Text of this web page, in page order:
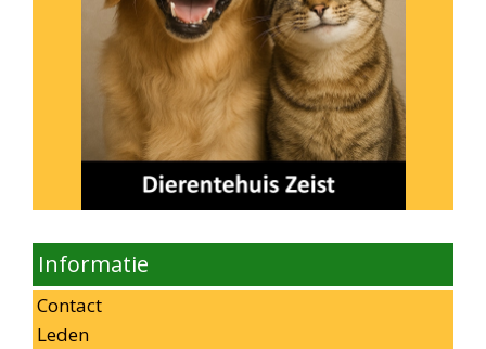
Informatie
Contact
Leden